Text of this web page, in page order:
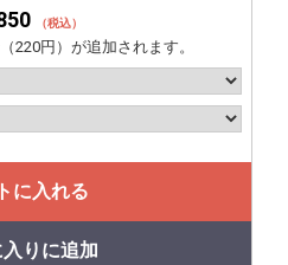
（税込）
220円）が追加されます。
に入れる
りに追加